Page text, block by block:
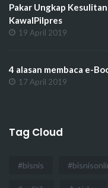
Pakar Ungkap
KawalPilpres
19 April 2019
4 alasan membaca e-
17 April 2019
Tag Cloud
#bisnis